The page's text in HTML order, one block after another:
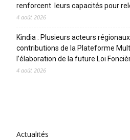
renforcent leurs capacités pour
4 août 2026
Kindia : Plusieurs acteurs
contributions de la Plateforme
l’élaboration de la future Loi
4 août 2026
Actualités